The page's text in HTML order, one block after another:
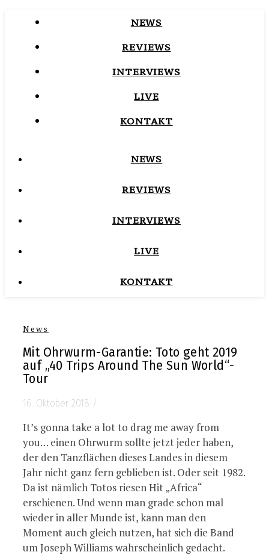
NEWS
REVIEWS
INTERVIEWS
LIVE
KONTAKT
NEWS
REVIEWS
INTERVIEWS
LIVE
KONTAKT
News
Mit Ohrwurm-Garantie: Toto geht 2019
auf „40 Trips Around The Sun World“-
Tour
16. Oktober 2018 /
It’s gonna take a lot to drag me away from
you… einen Ohrwurm sollte jetzt jeder haben,
der den Tanzflächen dieses Landes in diesem
Jahr nicht ganz fern geblieben ist. Oder seit 1982.
Da ist nämlich Totos riesen Hit „Africa“
erschienen. Und wenn man grade schon mal
wieder in aller Munde ist, kann man den
Moment auch gleich nutzen, hat sich die Band
um Joseph Williams wahrscheinlich gedacht.